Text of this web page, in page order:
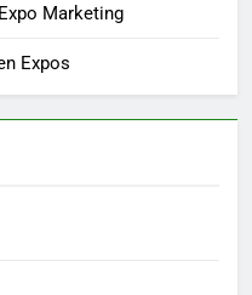
Marketing
Expos